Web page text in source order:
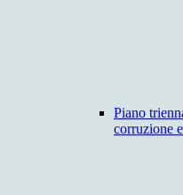
Piano
corruzione